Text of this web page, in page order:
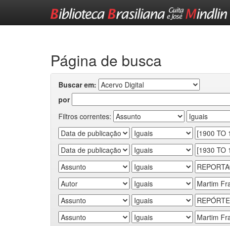
Página de busca
Buscar em:
por
Filtros correntes: